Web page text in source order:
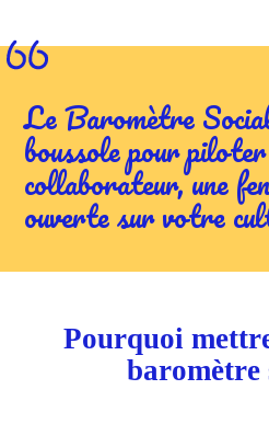
Le Baromètre
boussole pour
collaborateur, une
ouverte sur votre
Pourquoi
baromètre